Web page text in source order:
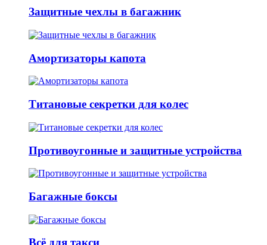
Защитные чехлы в багажник
Амортизаторы капота
Титановые секретки для колес
Противоугонные и защитные устройства
Багажные боксы